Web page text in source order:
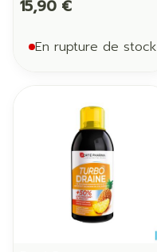
15,90 €
En rupture de stock